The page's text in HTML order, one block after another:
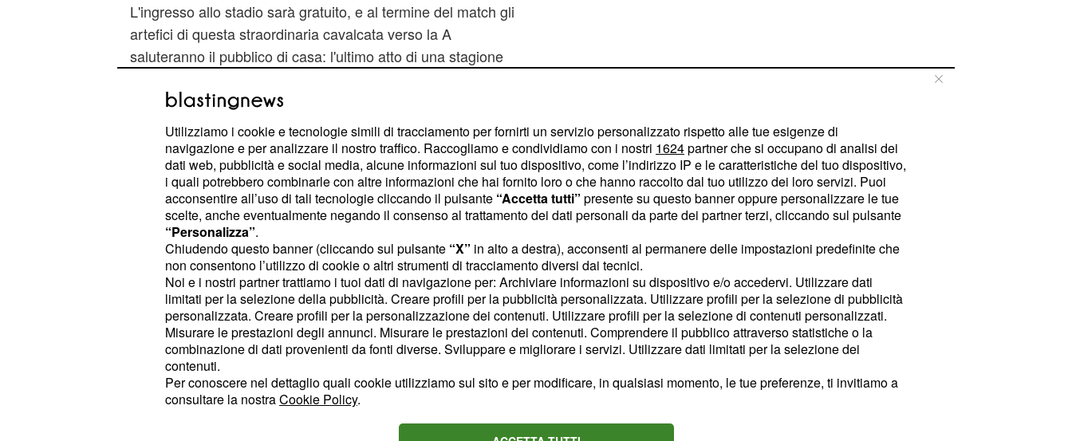
L'ingresso allo stadio sarà gratuito, e al termine del match gli
artefici di questa straordinaria cavalcata verso la A
saluteranno il pubblico di casa: l'ultimo atto di una stagione
alcune settimane per iniziare al meglio la fase del ritiro pre-
campionato.
Utilizziamo i cookie e tecnologie simili di tracciamento per fornirti un servizio personalizzato rispetto alle tue esigenze di
navigazione e per analizzare il nostro traffico. Raccogliamo e condividiamo con i nostri 1624partner che si occupano di analisi dei
dati web, pubblicità e social media, alcune informazioni sul tuo dispositivo, come l’indirizzo IP e le caratteristiche del tuo dispositivo,
i quali potrebbero combinarle con altre informazioni che hai fornito loro o che hanno raccolto dal tuo utilizzo dei loro servizi. Puoi
acconsentire all’uso di tali tecnologie cliccando il pulsante “Accetta tutti” presente su questo banner oppure personalizzare le tue
scelte, anche eventualmente negando il consenso al trattamento dei dati personali da parte dei partner terzi, cliccando sul pulsante
“Personalizza”.
Chiudendo questo banner (cliccando sul pulsante “X” in alto a destra), acconsenti al permanere delle impostazioni predefinite che
non consentono l’utilizzo di cookie o altri strumenti di tracciamento diversi dai tecnici.
Noi e i nostri partner trattiamo i tuoi dati di navigazione per: Archiviare informazioni su dispositivo e/o accedervi. Utilizzare dati
limitati per la selezione della pubblicità. Creare profili per la pubblicità personalizzata. Utilizzare profili per la selezione di pubblicità
personalizzata. Creare profili per la personalizzazione dei contenuti. Utilizzare profili per la selezione di contenuti personalizzati.
Misurare le prestazioni degli annunci. Misurare le prestazioni dei contenuti. Comprendere il pubblico attraverso statistiche o la
combinazione di dati provenienti da fonti diverse. Sviluppare e migliorare i servizi. Utilizzare dati limitati per la selezione dei
contenuti.
Per conoscere nel dettaglio quali cookie utilizziamo sul sito e per modificare, in qualsiasi momento, le tue preferenze, ti invitiamo a
consultare la nostraCookie Policy.